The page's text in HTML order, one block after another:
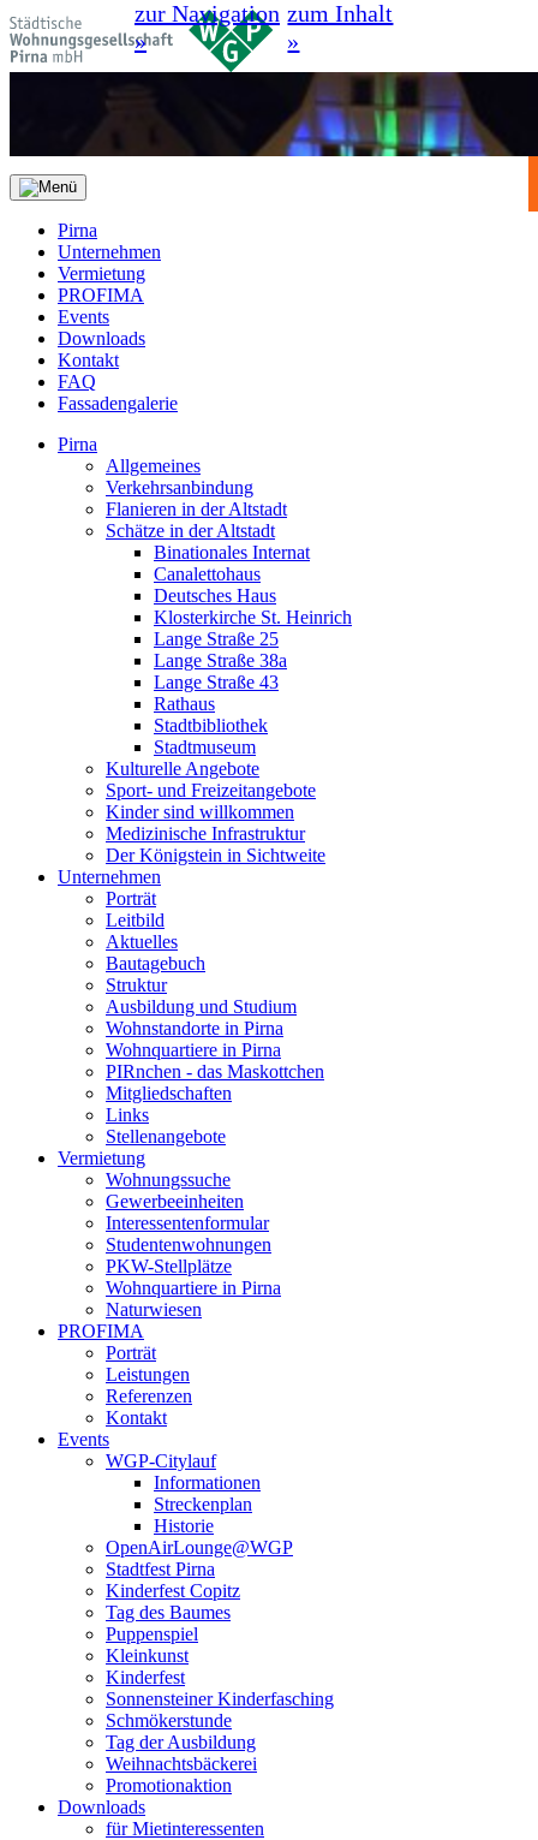
zur Navigation
»
zum Inhalt
»
Pirna
Unternehmen
Vermietung
PROFIMA
Events
Downloads
Kontakt
FAQ
Fassadengalerie
Pirna
Allgemeines
Verkehrsanbindung
Flanieren in der Altstadt
Schätze in der Altstadt
Binationales Internat
Canalettohaus
Deutsches Haus
Klosterkirche St. Heinrich
Lange Straße 25
Lange Straße 38a
Lange Straße 43
Rathaus
Stadtbibliothek
Stadtmuseum
Kulturelle Angebote
Sport- und Freizeitangebote
Kinder sind willkommen
Medizinische Infrastruktur
Der Königstein in Sichtweite
Unternehmen
Porträt
Leitbild
Aktuelles
Bautagebuch
Struktur
Ausbildung und Studium
Wohnstandorte in Pirna
Wohnquartiere in Pirna
PIRnchen - das Maskottchen
Mitgliedschaften
Links
Stellenangebote
Vermietung
Wohnungssuche
Gewerbeeinheiten
Interessentenformular
Studentenwohnungen
PKW-Stellplätze
Wohnquartiere in Pirna
Naturwiesen
PROFIMA
Porträt
Leistungen
Referenzen
Kontakt
Events
WGP-Citylauf
Informationen
Streckenplan
Historie
OpenAirLounge@WGP
Stadtfest Pirna
Kinderfest Copitz
Tag des Baumes
Puppenspiel
Kleinkunst
Kinderfest
Sonnensteiner Kinderfasching
Schmökerstunde
Tag der Ausbildung
Weihnachtsbäckerei
Promotionaktion
Downloads
für Mietinteressenten